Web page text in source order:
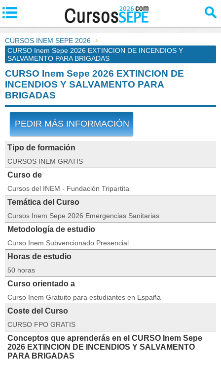
CURSOS INEM SEPE 2026
CURSO Inem Sepe 2026 EXTINCION DE INCENDIOS Y
SALVAMENTO PARA BRIGADAS
CURSO Inem Sepe 2026 EXTINCION DE
INCENDIOS Y SALVAMENTO PARA
BRIGADAS
PEDIR MÁS INFORMACIÓN
Tipo de formación
CURSOS INEM GRATIS
Curso de
Cursos del INEM - Fundación Tripartita
Temática del Curso
Cursos Inem Sepe 2026 Emergencias Sanitarias
Metodología de estudio
Curso Inem Subvencionado Presencial
Horas de estudio
50 horas
Curso orientado a
Curso Inem Gratuito para estudiantes en España
Coste del Curso
CURSO FPO GRATIS
Conceptos que aprenderás en el CURSO Inem Sepe
2026 EXTINCION DE INCENDIOS Y SALVAMENTO
PARA BRIGADAS